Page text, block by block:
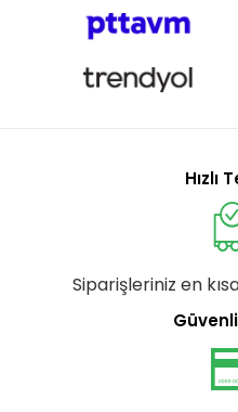
Hızlı
Siparişleriniz en